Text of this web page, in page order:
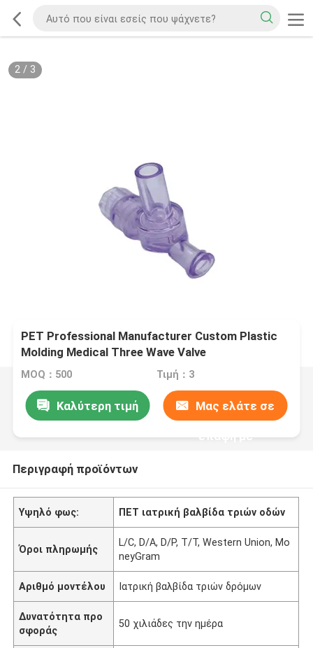
2/ 3
PET Professional Manufacturer Custom Plastic
Molding Medical Three Wave Valve
MOQ：500 Τιμή：3
Καλύτερη τιμή Μας ελάτε σε
επαφή με
Περιγραφή προϊόντων
Υψηλό φως: ΠΕΤ ιατρική βαλβίδα τριών οδών
Όροι πληρωμής
L/C, D/A, D/P, T/T, Western Union, Mo
neyGram
Αριθμό μοντέλου Ιατρική βαλβίδα τριών δρόμων
Δυνατότητα προ
σφοράς
50 χιλιάδες την ημέρα